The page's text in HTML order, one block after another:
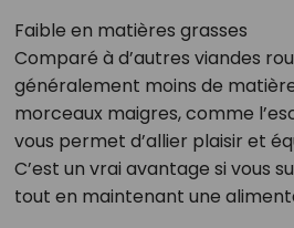
Faible en matières grasses
Comparé à d’autres viandes
généralement moins de
morceaux maigres, comme
vous permet d’allier plaisir et
C’est un vrai avantage si vous
tout en maintenant une